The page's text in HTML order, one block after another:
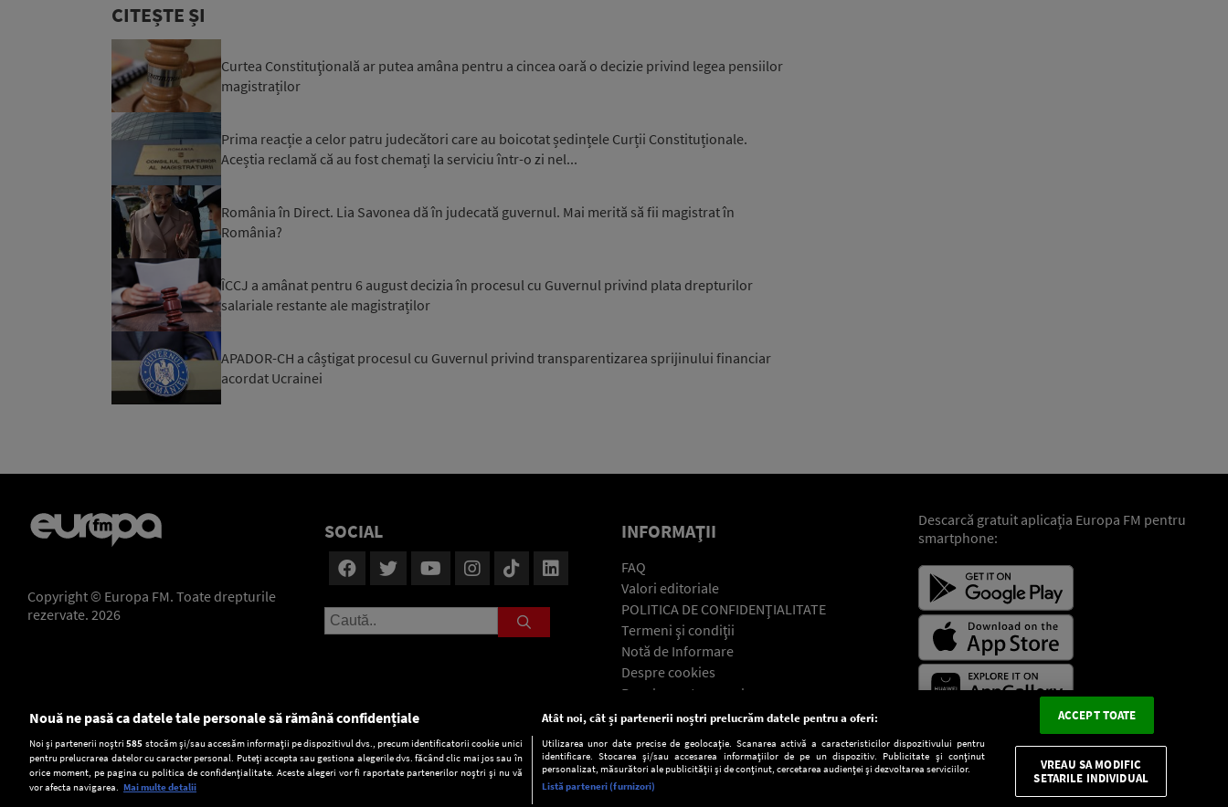
CONFIDENŢIALITATE
CITEȘTE ȘI
Curtea Constituţională ar putea amâna pentru a cincea oară o decizie privind legea pensiilor
magistraților
Prima reacție a celor patru judecători care au boicotat ședințele Curții Constituționale.
Aceștia reclamă că au fost chemați la serviciu într-o zi nel...
România în Direct. Lia Savonea dă în judecată guvernul. Mai merită să fii magistrat în
România?
ÎCCJ a amânat pentru 6 august decizia în procesul cu Guvernul privind plata drepturilor
salariale restante ale magistraților
APADOR-CH a câștigat procesul cu Guvernul privind transparentizarea sprijinului financiar
acordat Ucrainei
Copyright © Europa FM. Toate drepturile
rezervate. 2026
SOCIAL INFORMAŢII
FAQ
Valori editoriale
POLITICA DE CONFIDENŢIALITATE
Termeni şi condiţii
Notă de Informare
Despre cookies
Regulament general
GDPR
Descarcă gratuit aplicaţia Europa FM pentru
smartphone:
Setări:
Dark Mode
Nouă ne pasă ca datele tale personale să rămână confidențiale
Noi și partenerii noștri585 stocăm și/sau accesăm informații pe dispozitivul dvs., precum identificatorii cookie unici
pentru prelucrarea datelor cu caracter personal. Puteți accepta sau gestiona alegerile dvs. făcând clic mai jos sau în
orice moment, pe pagina cu politica de confidențialitate. Aceste alegeri vor fi raportate partenerilor noștri și nu vă
vor afecta navigarea. Mai multe detalii
Atât noi, cât și partenerii noștri prelucrăm datele pentru a oferi:
Utilizarea unor date precise de geolocație. Scanarea activă a caracteristicilor dispozitivului pentru
identificare. Stocarea și/sau accesarea informațiilor de pe un dispozitiv. Publicitate și conținut
personalizat, măsurători ale publicității și de conținut, cercetarea audienței și dezvoltarea serviciilor.
Listă parteneri (furnizori)
ACCEPT TOATE
VREAU SA MODIFIC
SETARILE INDIVIDUAL